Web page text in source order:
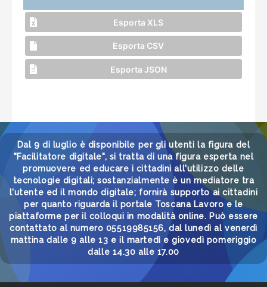
Esporta XLS
Esporta CSV
Esporta JSON
Dal 9 di luglio è disponibile per gli utenti la figura del
"Facilitatore digitale", si tratta di una figura esperta nel
promuovere ed educare i cittadini all'utilizzo delle
tecnologie digitali; sostanzialmente è un mediatore tra
l'utente ed il mondo digitale; fornirà supporto ai cittadini
per quanto riguarda il portale Toscana Lavoro e le
piattaforme per il colloqui in modalità online. Può essere
contattato al numero 05519985156, dal lunedì al venerdì
mattina dalle 9 alle 13 e il martedì e giovedì pomeriggio
dalle 14.30 alle 17.00